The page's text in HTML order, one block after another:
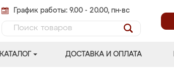
График работы: 9.00 - 20.00, пн-вс
КАТАЛОГ ДОСТАВКА И ОПЛАТА